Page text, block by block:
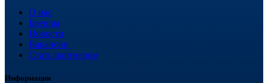
О нас
Бренды
Новости
Вакансии
Стать партнером
Информация